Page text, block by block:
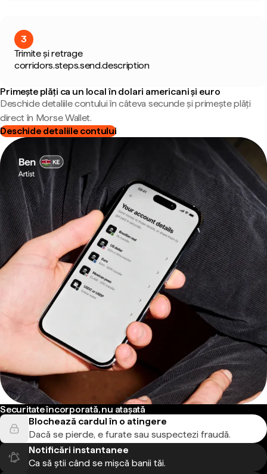
3
Trimite și retrage
corridors.steps.send.description
Primește plăți ca un local în dolari americani și euro
Deschide detaliile contului în câteva secunde și primește plăți
direct în Morse Wallet.
Deschide detaliile contului
Securitate încorporată, nu atașată
Blochează cardul în o atingere
Dacă se pierde, e furate sau suspectezi fraudă.
Notificări instantanee
Ca să știi când se mișcă banii tăi.